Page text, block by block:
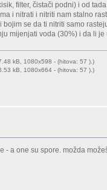
filter, čistači podni) i od
i nitrati i nitriti nam stalno
se da ti nitriti samo
mijenjati voda (30%) i da li
kB, 1080x598 - (hitova: 57 ).)
kB, 1080x664 - (hitova: 57 ).)
a one su spore. možda